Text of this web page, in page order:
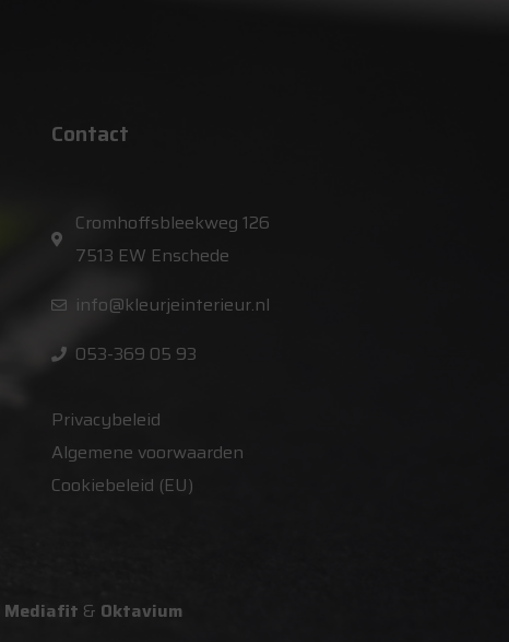
Contact
Cromhoffsbleekweg 126
7513 EW Enschede
info@kleurjeinterieur.nl
053-369 05 93
Privacybeleid
Algemene voorwaarden
Cookiebeleid (EU)
Mediafit & Oktavium